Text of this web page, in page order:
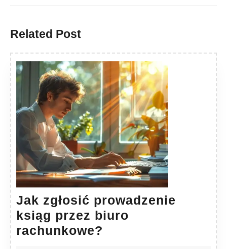
Related Post
Jak zgłosić prowadzenie
ksiąg przez biuro
rachunkowe?